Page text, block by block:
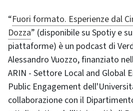
“Fuori formato. Esperienze dal
Dozza” (disponibile su Spotiy e
piattaforme) è un podcast di
Alessandro Vuozzo, finanziato
ARIN - Settore Local and Global
Public Engagement
collaborazione con il